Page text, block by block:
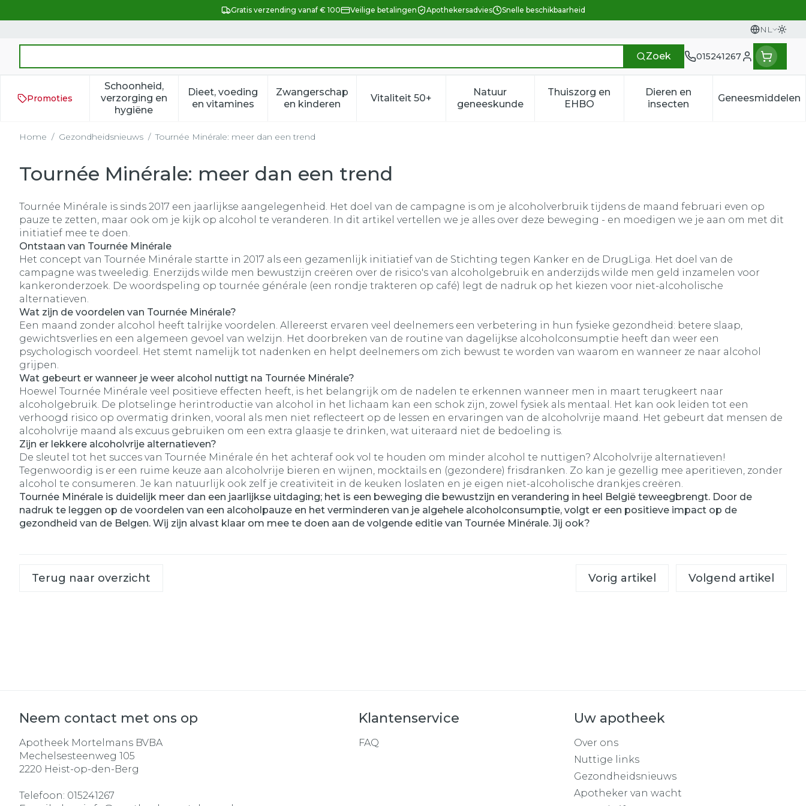
Gratis verzending vanaf € 100 Veilige betalingen Apothekersadvies Snelle beschikbaarheid
NL
Talen
Zoek 015241267
Klant menu
Promoties
Schoonheid,
verzorging en
hygiëne
Toon submenu voor Schoonheid, verzorging en hygiëne categorie
Dieet, voeding
en vitaminesToon submenu voor Dieet, voeding en vitamines categorie
Zwangerschap
en kinderenToon submenu voor Zwangerschap en kinderen categorie
Vitaliteit 50+Toon submenu voor Vitaliteit 50+ categorie
Natuur
geneeskunde
Toon submenu voor Natuur geneeskunde categorie
Thuiszorg en
EHBOToon submenu voor Thuiszorg en EHBO
Dieren en
insectenToon submenu voor Dieren
Geneesmiddelen
Toon
Home / Gezondheidsnieuws / Tournée Minérale: meer dan een trend
Tournée Minérale: meer dan een trend
Tournée Minérale is sinds 2017 een jaarlijkse aangelegenheid. Het doel van de campagne is om je alcoholverbruik tijdens de maand februari even op
pauze te zetten, maar ook om je kijk op alcohol te veranderen. In dit artikel vertellen we je alles over deze beweging - en moedigen we je aan om met dit
initiatief mee te doen.
Ontstaan van Tournée Minérale
Het concept van Tournée Minérale startte in 2017 als een gezamenlijk initiatief van de Stichting tegen Kanker en de DrugLiga. Het doel van de
campagne was tweeledig. Enerzijds wilde men bewustzijn creëren over de risico's van alcoholgebruik en anderzijds wilde men geld inzamelen voor
kankeronderzoek. De woordspeling op tournée générale (een rondje trakteren op café) legt de nadruk op het kiezen voor niet-alcoholische
alternatieven.
Wat zijn de voordelen van Tournée Minérale?
Een maand zonder alcohol heeft talrijke voordelen. Allereerst ervaren veel deelnemers een verbetering in hun fysieke gezondheid: betere slaap,
gewichtsverlies en een algemeen gevoel van welzijn. Het doorbreken van de routine van dagelijkse alcoholconsumptie heeft dan weer een
psychologisch voordeel. Het stemt namelijk tot nadenken en helpt deelnemers om zich bewust te worden van waarom en wanneer ze naar alcohol
grijpen.
Wat gebeurt er wanneer je weer alcohol nuttigt na Tournée Minérale?
Hoewel Tournée Minérale veel positieve effecten heeft, is het belangrijk om de nadelen te erkennen wanneer men in maart terugkeert naar
alcoholgebruik. De plotselinge herintroductie van alcohol in het lichaam kan een schok zijn, zowel fysiek als mentaal. Het kan ook leiden tot een
verhoogd risico op overmatig drinken, vooral als men niet reflecteert op de lessen en ervaringen van de alcoholvrije maand. Het gebeurt dat mensen de
alcoholvrije maand als excuus gebruiken om een extra glaasje te drinken, wat uiteraard niet de bedoeling is.
Zijn er lekkere alcoholvrije alternatieven?
De sleutel tot het succes van Tournée Minérale én het achteraf ook vol te houden om minder alcohol te nuttigen? Alcoholvrije alternatieven!
Tegenwoordig is er een ruime keuze aan alcoholvrije bieren en wijnen, mocktails en (gezondere) frisdranken. Zo kan je gezellig mee aperitieven, zonder
alcohol te consumeren. Je kan natuurlijk ook zelf je creativiteit in de keuken loslaten en je eigen niet-alcoholische drankjes creëren.
Tournée Minérale is duidelijk meer dan een jaarlijkse uitdaging; het is een beweging die bewustzijn en verandering in heel België teweegbrengt. Door de
nadruk te leggen op de voordelen van een alcoholpauze en het verminderen van je algehele alcoholconsumptie, volgt er een positieve impact op de
gezondheid van de Belgen. Wij zijn alvast klaar om mee te doen aan de volgende editie van Tournée Minérale. Jij ook?
Terug naar overzicht Vorig artikel Volgend artikel
Neem contact met ons op
Apotheek Mortelmans BVBA
Mechelsesteenweg 105
2220 Heist-op-den-Berg
Telefoon: 015241267
Klantenservice
FAQ
Uw apotheek
Over ons
Nuttige links
Gezondheidsnieuws
Apotheker van wacht